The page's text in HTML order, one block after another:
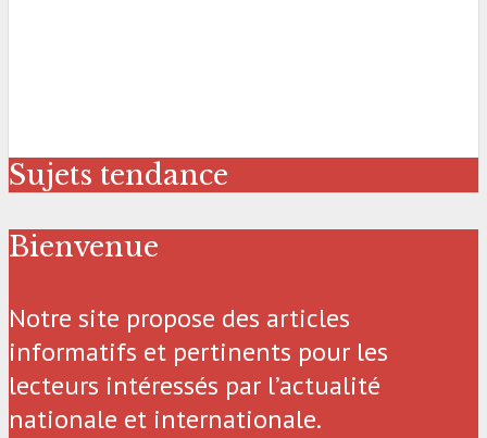
Sujets tendance
Bienvenue
Notre site propose des articles
informatifs et pertinents pour les
lecteurs intéressés par l’actualité
nationale et internationale.